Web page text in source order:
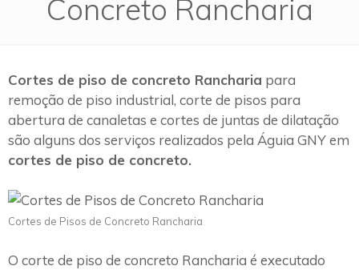
Concreto Rancharia
Cortes de piso de concreto Rancharia para
remoção de piso industrial, corte de pisos para
abertura de canaletas e cortes de juntas de dilatação
são alguns dos serviços realizados pela Águia GNY em
cortes de piso de concreto.
Cortes de Pisos de Concreto Rancharia
O corte de piso de concreto Rancharia é executado